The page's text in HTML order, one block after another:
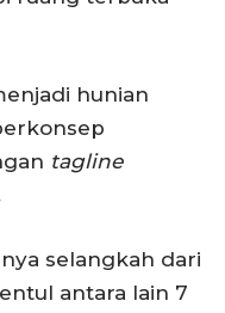
hunian
tagline
selangkah dari
antara lain 7